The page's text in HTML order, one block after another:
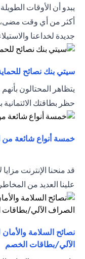
يبدو أن الأوقات
أكثر من أي وقت مضى،
جديدة لخداعنا
سيتي بنك نصائح
يتظاهر المحتالون
حظر بطاقتك
خمسة أنواع شائعة من
قد منحنا الإنترنت
علينا العديد من
نصائح السلامة
الآلي/بطاقات الخصم